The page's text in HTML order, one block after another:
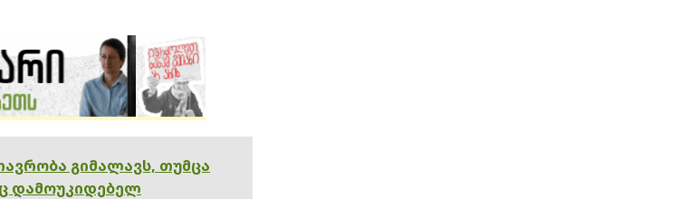
გიმალავს, თუმცა
დამოუკიდებელ